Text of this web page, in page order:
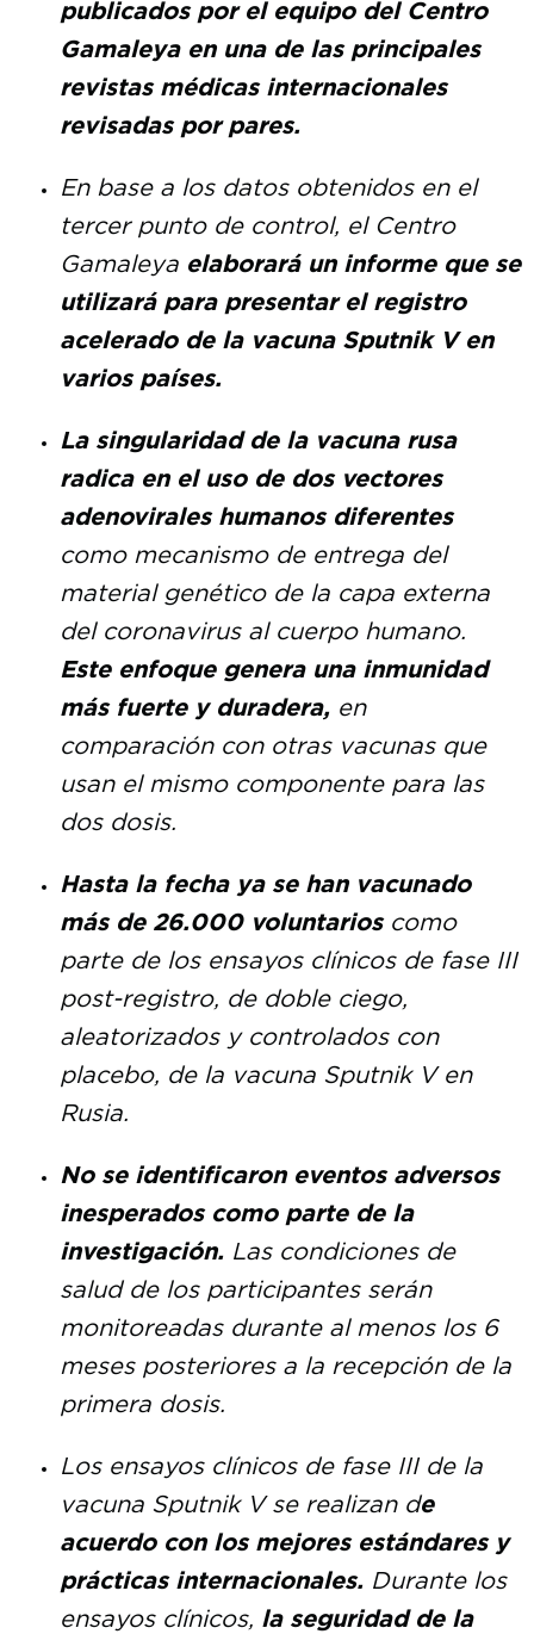
publicados por el equipo del Centro
Gamaleya en una de las principales
revistas médicas internacionales
revisadas por pares.
En base a los datos obtenidos en el
tercer punto de control, el Centro
Gamaleya elaborará un informe que se
utilizará para presentar el registro
acelerado de la vacuna Sputnik V en
varios países.
La singularidad de la vacuna rusa
radica en el uso de dos vectores
adenovirales humanos diferentes
como mecanismo de entrega del
material genético de la capa externa
del coronavirus al cuerpo humano.
Este enfoque genera una inmunidad
más fuerte y duradera, en
comparación con otras vacunas que
usan el mismo componente para las
dos dosis.
Hasta la fecha ya se han vacunado
más de 26.000 voluntarios como
parte de los ensayos clínicos de fase III
post-registro, de doble ciego,
aleatorizados y controlados con
placebo, de la vacuna Sputnik V en
Rusia.
No se identificaron eventos adversos
inesperados como parte de la
investigación. Las condiciones de
salud de los participantes serán
monitoreadas durante al menos los 6
meses posteriores a la recepción de la
primera dosis.
Los ensayos clínicos de fase III de la
vacuna Sputnik V se realizan de
acuerdo con los mejores estándares y
prácticas internacionales. Durante los
ensayos clínicos, la seguridad de la